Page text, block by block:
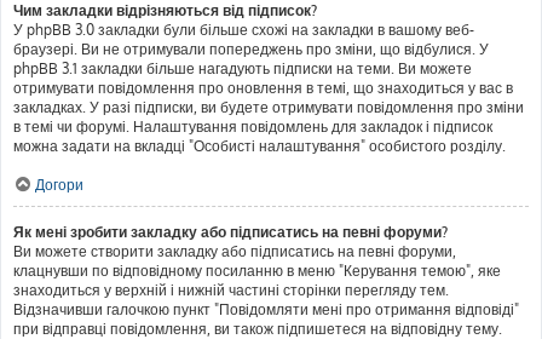
Чим закладки відрізняються від підписок?
У phpBB 3.0 закладки були більше схожі на закладки в вашому веб-
браузері. Ви не отримували попереджень про зміни, що відбулися. У
phpBB 3.1 закладки більше нагадують підписки на теми. Ви можете
отримувати повідомлення про оновлення в темі, що знаходиться у вас в
закладках. У разі підписки, ви будете отримувати повідомлення про зміни
в темі чи форумі. Налаштування повідомлень для закладок і підписок
можна задати на вкладці "Особисті налаштування" особистого розділу.
Догори
Як мені зробити закладку або підписатись на певні форуми?
Ви можете створити закладку або підписатись на певні форуми,
клацнувши по відповідному посиланню в меню "Керування темою", яке
знаходиться у верхній і нижній частині сторінки перегляду тем.
Відзначивши галочкою пункт "Повідомляти мені про отримання відповіді"
при відправці повідомлення, ви також підпишетеся на відповідну тему.